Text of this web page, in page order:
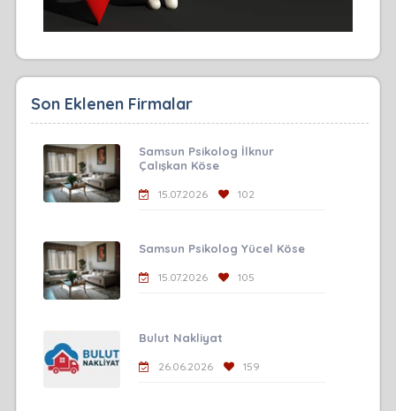
Son Eklenen Firmalar
Samsun Psikolog İlknur
Çalışkan Köse
15.07.2026 102
Samsun Psikolog Yücel Köse
15.07.2026 105
Bulut Nakliyat
26.06.2026 159